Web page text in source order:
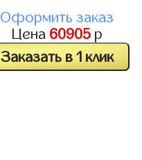
Оформить заказ
Цена 60905 р
Заказать в 1 клик